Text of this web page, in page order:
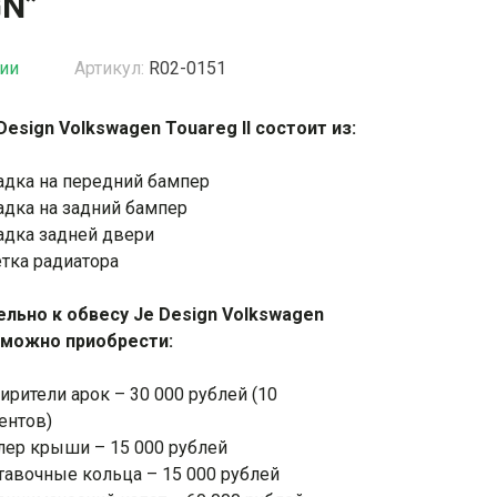
Артикул: R02-0151
Volkswagen Touareg II состоит из:
на передний бампер
на задний бампер
задней двери
радиатора
к обвесу Je Design Volkswagen
приобрести:
арок – 30 000 рублей (10
крыши – 15 000 рублей
кольца – 15 000 рублей